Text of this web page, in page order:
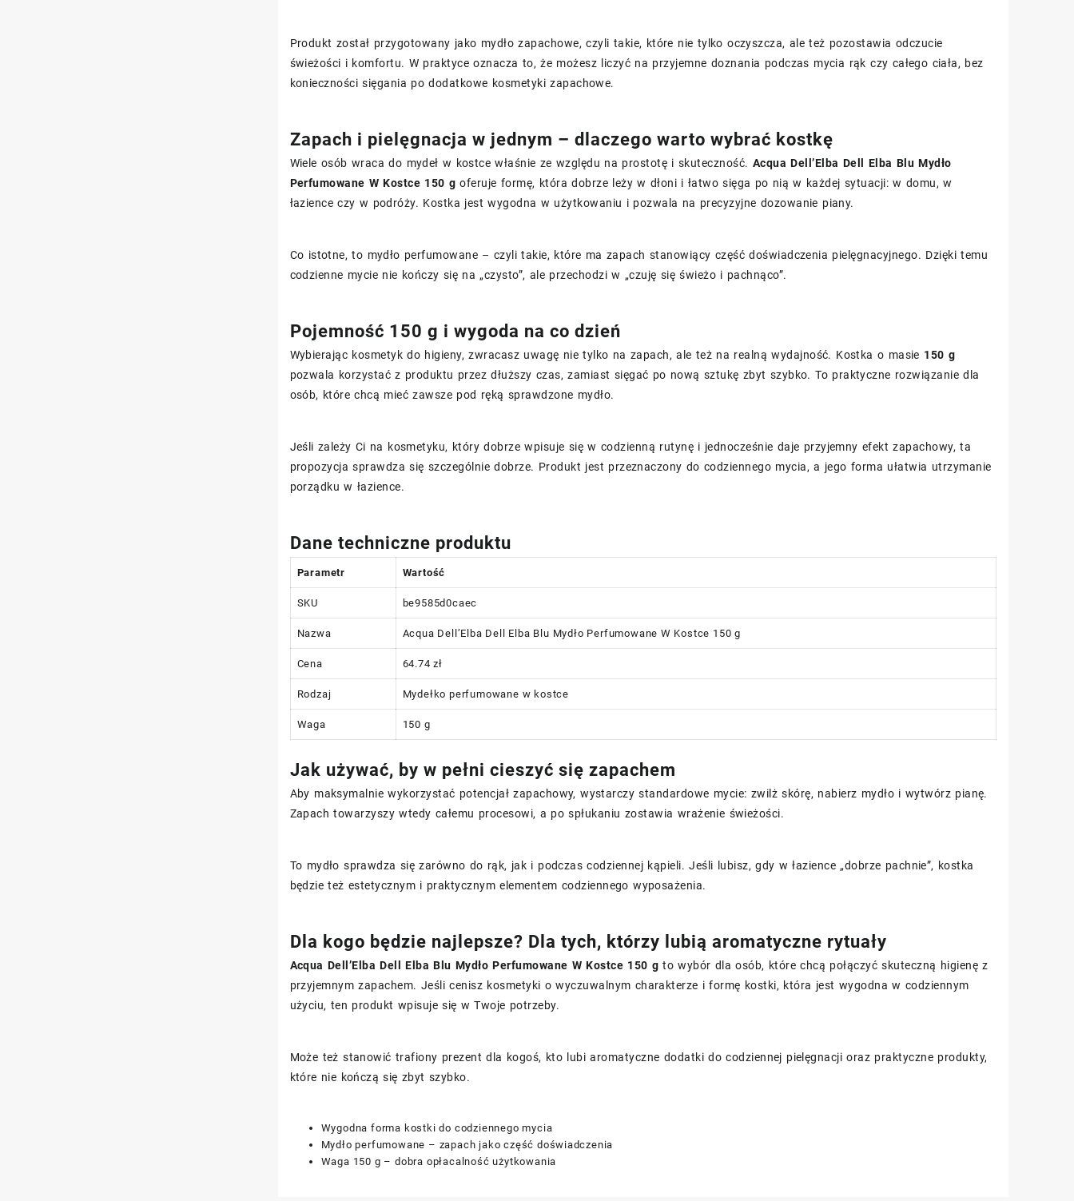
Produkt został przygotowany jako mydło zapachowe, czyli takie, które nie tylko oczyszcza, ale też pozostawia odczucie
świeżości i komfortu. W praktyce oznacza to, że możesz liczyć na przyjemne doznania podczas mycia rąk czy całego ciała, bez
konieczności sięgania po dodatkowe kosmetyki zapachowe.
Zapach i pielęgnacja w jednym – dlaczego warto wybrać kostkę
Wiele osób wraca do mydeł w kostce właśnie ze względu na prostotę i skuteczność. Acqua Dell’Elba Dell Elba Blu Mydło
Perfumowane W Kostce 150 g oferuje formę, która dobrze leży w dłoni i łatwo sięga po nią w każdej sytuacji: w domu, w
łazience czy w podróży. Kostka jest wygodna w użytkowaniu i pozwala na precyzyjne dozowanie piany.
Co istotne, to mydło perfumowane – czyli takie, które ma zapach stanowiący część doświadczenia pielęgnacyjnego. Dzięki temu
codzienne mycie nie kończy się na „czysto”, ale przechodzi w „czuję się świeżo i pachnąco”.
Pojemność 150 g i wygoda na co dzień
Wybierając kosmetyk do higieny, zwracasz uwagę nie tylko na zapach, ale też na realną wydajność. Kostka o masie 150 g
pozwala korzystać z produktu przez dłuższy czas, zamiast sięgać po nową sztukę zbyt szybko. To praktyczne rozwiązanie dla
osób, które chcą mieć zawsze pod ręką sprawdzone mydło.
Jeśli zależy Ci na kosmetyku, który dobrze wpisuje się w codzienną rutynę i jednocześnie daje przyjemny efekt zapachowy, ta
propozycja sprawdza się szczególnie dobrze. Produkt jest przeznaczony do codziennego mycia, a jego forma ułatwia utrzymanie
porządku w łazience.
Dane techniczne produktu
Parametr Wartość
SKU be9585d0caec
Nazwa Acqua Dell’Elba Dell Elba Blu Mydło Perfumowane W Kostce 150 g
Cena 64.74 zł
Rodzaj Mydełko perfumowane w kostce
Waga 150 g
Jak używać, by w pełni cieszyć się zapachem
Aby maksymalnie wykorzystać potencjał zapachowy, wystarczy standardowe mycie: zwilż skórę, nabierz mydło i wytwórz pianę.
Zapach towarzyszy wtedy całemu procesowi, a po spłukaniu zostawia wrażenie świeżości.
To mydło sprawdza się zarówno do rąk, jak i podczas codziennej kąpieli. Jeśli lubisz, gdy w łazience „dobrze pachnie”, kostka
będzie też estetycznym i praktycznym elementem codziennego wyposażenia.
Dla kogo będzie najlepsze? Dla tych, którzy lubią aromatyczne rytuały
Acqua Dell’Elba Dell Elba Blu Mydło Perfumowane W Kostce 150 g to wybór dla osób, które chcą połączyć skuteczną higienę z
przyjemnym zapachem. Jeśli cenisz kosmetyki o wyczuwalnym charakterze i formę kostki, która jest wygodna w codziennym
użyciu, ten produkt wpisuje się w Twoje potrzeby.
Może też stanowić trafiony prezent dla kogoś, kto lubi aromatyczne dodatki do codziennej pielęgnacji oraz praktyczne produkty,
które nie kończą się zbyt szybko.
Wygodna forma kostki do codziennego mycia
Mydło perfumowane – zapach jako część doświadczenia
Waga 150 g – dobra opłacalność użytkowania